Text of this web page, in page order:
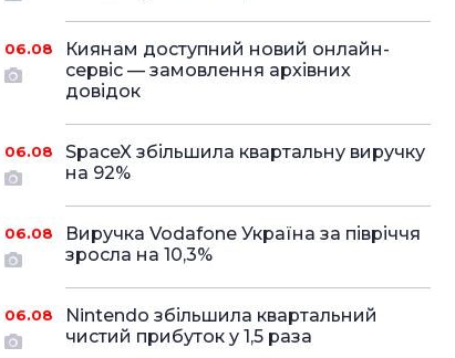
06.08
Киянам доступний новий онлайн-
сервіс — замовлення архівних
довідок
06.08
SpaceX збільшила квартальну виручку
на 92%
06.08
Виручка Vodafone Україна за півріччя
зросла на 10,3%
06.08
Nintendo збільшила квартальний
чистий прибуток у 1,5 раза